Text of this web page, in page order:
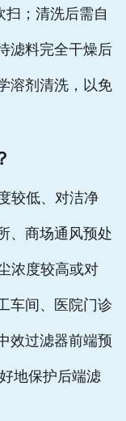
扫；清洗后需自
滤料完全干燥后
溶剂清洗，以免
较低、对洁净
、商场通风预处
浓度较高或对
车间、医院门诊
效过滤器前端预
地保护后端滤